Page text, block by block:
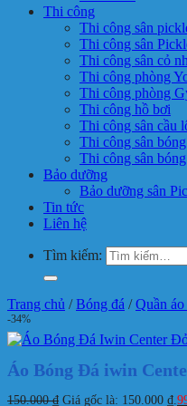
Thi công
Thi công sân
Thi công sân
Thi công sân cỏ
Thi công phòng
Thi công phòng
Thi công hồ bơi
Thi công sân cầu
Thi công sân
Thi công sân
Bảo dưỡng
Bảo dưỡng sân
Tin tức
Liên hệ
Tìm kiếm:
Trang chủ / Bóng đá / Quần
-34%
Áo Bóng Đá iwin
150.000₫ Giá gốc là: 150.000 ₫.